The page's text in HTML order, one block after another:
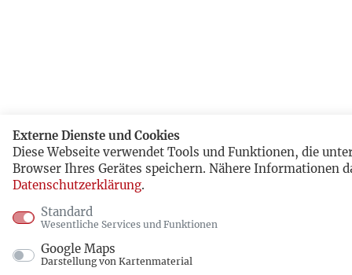
Externe Dienste und Cookies
Diese Webseite verwendet Tools und Funktionen, die
Browser Ihres Gerätes speichern. Nähere Informationen
Datenschutzerklärung.
Standard
Wesentliche Services und Funktionen
Google Maps
Darstellung von Kartenmaterial